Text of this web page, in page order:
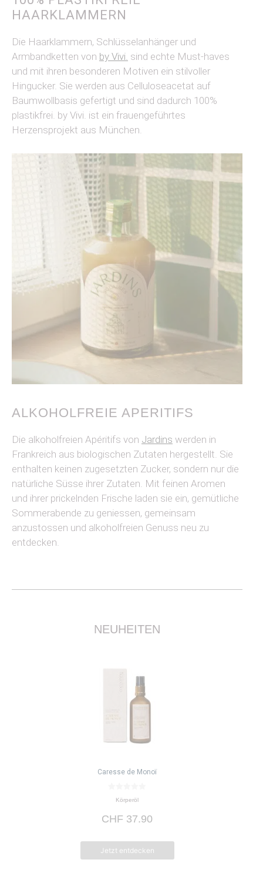
HAARKLAMMERN
Die Haarklammern, Schlüsselanhänger und
Armbandketten von by Vivi. sind echte Must-haves
und mit ihren besonderen Motiven ein stilvoller
Hingucker. Sie werden aus Celluloseacetat auf
Baumwollbasis gefertigt und sind dadurch 100%
plastikfrei. by Vivi. ist ein frauengeführtes
Herzensprojekt aus München.
ALKOHOLFREIE APERITIFS
Die alkoholfreien Apéritifs von Jardins werden in
Frankreich aus biologischen Zutaten hergestellt. Sie
enthalten keinen zugesetzten Zucker, sondern nur die
natürliche Süsse ihrer Zutaten. Mit feinen Aromen
und ihrer prickelnden Frische laden sie ein, gemütliche
Sommerabende zu geniessen, gemeinsam
anzustossen und alkoholfreien Genuss neu zu
entdecken.
NEUHEITEN
Caresse de Monoï
n
5
Körperöl
CHF 37.90
Jetzt entdecken